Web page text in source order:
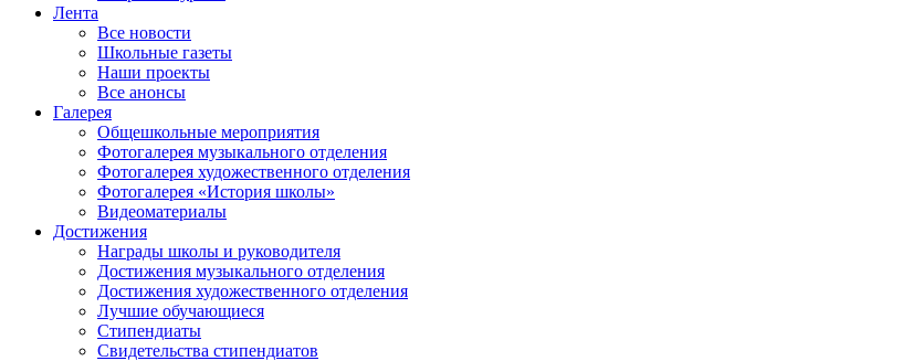
Лента
Все новости
Школьные газеты
Наши проекты
Все анонсы
Галерея
Общешкольные мероприятия
Фотогалерея музыкального отделения
Фотогалерея художественного отделения
Фотогалерея «История школы»
Видеоматериалы
Достижения
Награды школы и руководителя
Достижения музыкального отделения
Достижения художественного отделения
Лучшие обучающиеся
Стипендиаты
Свидетельства стипендиатов